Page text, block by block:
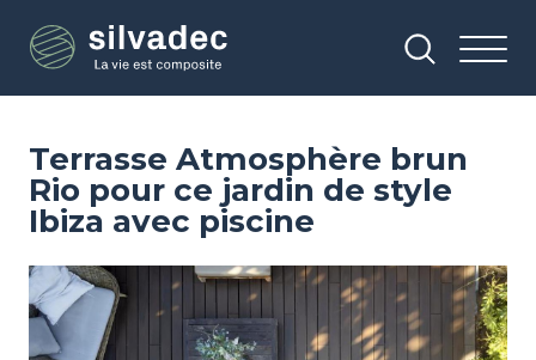
contenu
Terrasse Atmosphère brun
Rio pour ce jardin de style
Ibiza avec piscine
Image